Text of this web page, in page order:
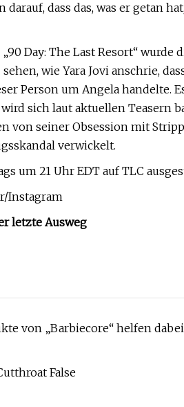
dass das, was er getan
Day: The Last Resort“
wie Yara Jovi anschrie,
Person um Angela handelte.
sich laut aktuellen Teasern
von seiner Obsession mit
verwickelt.
um 21 Uhr EDT auf TLC
Instagram
letzte Ausweg
von „Barbiecore“ helfen
False